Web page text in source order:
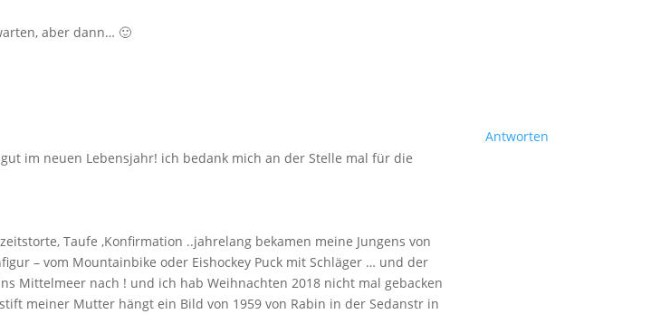
aber dann… 🙂
im neuen Lebensjahr! ich bedank mich an der Stelle mal für die
Taufe ,Konfirmation ..jahrelang bekamen meine Jungens von
– vom Mountainbike oder Eishockey Puck mit Schläger … und der
Mittelmeer nach ! und ich hab Weihnachten 2018 nicht mal gebacken
meiner Mutter hängt ein Bild von 1959 von Rabin in der Sedanstr in
Antworten